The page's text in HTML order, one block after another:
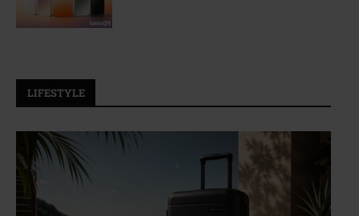
LIFESTYLE